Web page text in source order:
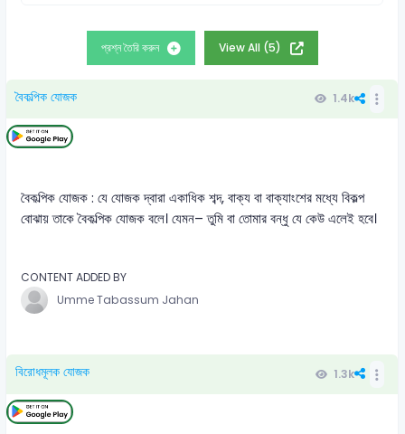
প্রশ্ন তৈরি করুন View All (5)
বৈকল্পিক যোজক 1.4k
বৈকল্পিক যোজক : যে যোজক দ্বারা একাধিক শব্দ, বাক্য বা বাক্যাংশের মধ্যে বিকল্প
বোঝায় তাকে বৈকল্পিক যোজক বলে। যেমন– তুমি বা তোমার বন্ধু যে কেউ এলেই হবে।
CONTENT ADDED BY
Umme Tabassum Jahan
বিরোধমূলক যোজক 1.3k